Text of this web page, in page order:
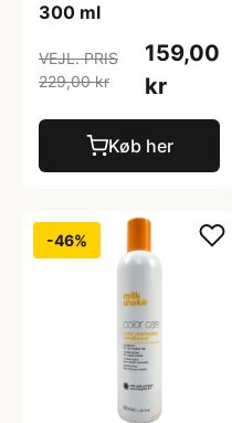
300 ml
VEJL. PRIS
229,00 kr
159,00
kr
Køb her
-46%